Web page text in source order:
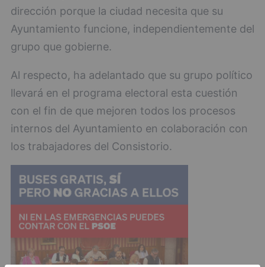
dirección porque la ciudad necesita que su
Ayuntamiento funcione, independientemente del
grupo que gobierne.
Al respecto, ha adelantado que su grupo político
llevará en el programa electoral esta cuestión
con el fin de que mejoren todos los procesos
internos del Ayuntamiento en colaboración con
los trabajadores del Consistorio.